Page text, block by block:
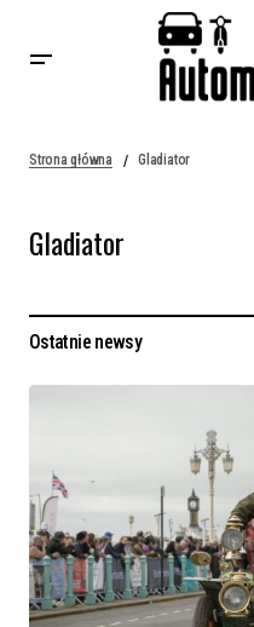
Strona główna Gladiator
Gladiator
Ostatnie newsy